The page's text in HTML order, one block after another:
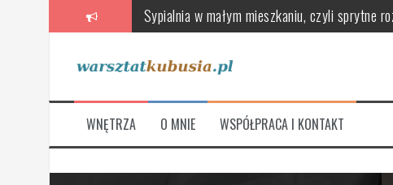
Poradnik wyboru wentylatorów,
Stylowe i funkcjonalne, czyli jak urządza się
Jak wybrać meble łazienkowe, które łączą
Na co zwrócić uwagę przy wyborze nowej
Sypialnia w małym mieszkaniu, czyli sprytne
WNĘTRZA O MNIE WSPÓŁPRACA I KONTAKT